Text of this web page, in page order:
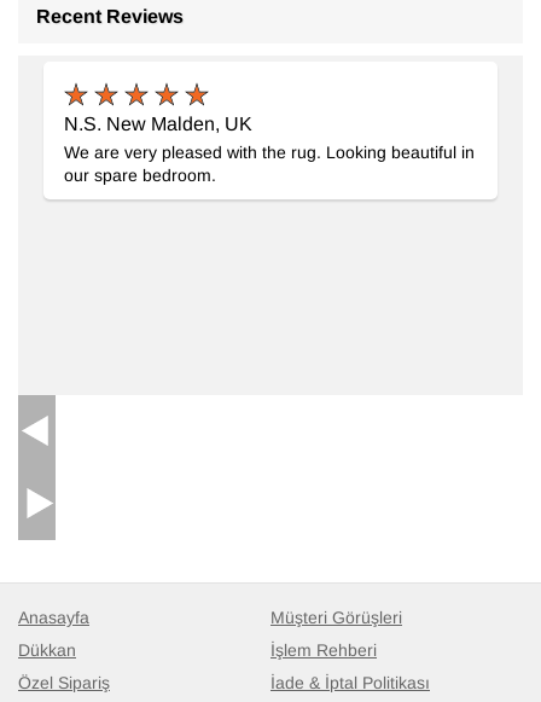
El Dokuma Vintage Halı- K0059992
Recent Reviews
N.S. New Malden, UK
We are very pleased with the rug. Looking beautiful in
our spare bedroom.
Anasayfa
Dükkan
Özel Sipariş
Müşteri Görüşleri
İşlem Rehberi
İade & İptal Politikası